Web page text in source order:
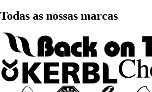
Todas as nossas marcas